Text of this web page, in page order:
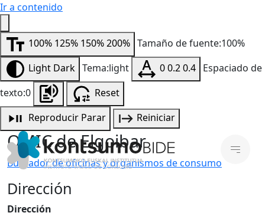
Ir a contenido
100% 125% 150%200% Tamaño de fuente:100%
Light Dark Tema:light 00.20.4 Espaciado de
texto:0
Reset
Reproducir Parar Reiniciar
OMIC de Elgoibar
Buscador de oficinas y organismos de consumo
Dirección
Dirección